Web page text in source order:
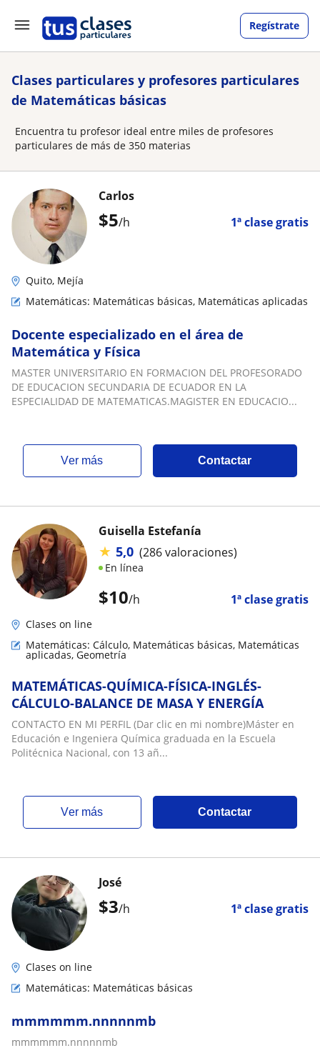
Regístrate
Clases particulares y profesores particulares
de Matemáticas básicas
Encuentra tu profesor ideal entre miles de profesores
particulares de más de 350 materias
$5/h 1ª clase gratis
Carlos
Quito, Mejía
Matemáticas: Matemáticas básicas, Matemáticas aplicadas
Docente especializado en el área de
Matemática y Física
MASTER UNIVERSITARIO EN FORMACION DEL PROFESORADO
DE EDUCACION SECUNDARIA DE ECUADOR EN LA
ESPECIALIDAD DE MATEMATICAS.MAGISTER EN EDUCACIO...
ver más Contactar
$10/h 1ª clase gratis
Guisella Estefanía
★ 5,0 (286 valoraciones)
En línea
Clases on line
Matemáticas: Cálculo, Matemáticas básicas, Matemáticas
aplicadas, Geometría
MATEMÁTICAS-QUÍMICA-FÍSICA-INGLÉS-
CÁLCULO-BALANCE DE MASA Y ENERGÍA
CONTACTO EN MI PERFIL (Dar clic en mi nombre)Máster en
Educación e Ingeniera Química graduada en la Escuela
Politécnica Nacional, con 13 añ...
ver más Contactar
$3/h 1ª clase gratis
José
Clases on line
Matemáticas: Matemáticas básicas
mmmmmm.nnnnnmb
mmmmmm.nnnnnmb